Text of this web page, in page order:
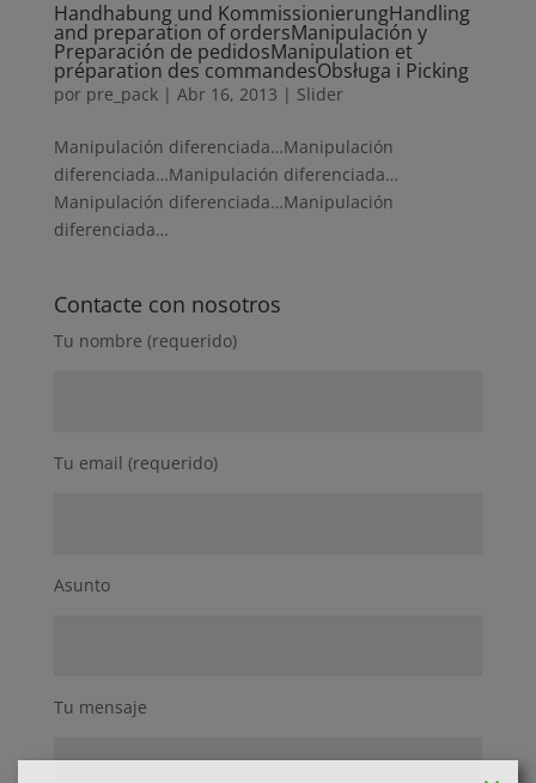
Handhabung und KommissionierungHandling
and preparation of ordersManipulación y
Preparación de pedidosManipulation et
préparation des commandesObsługa i Picking
por pre_pack| Abr 16, 2013 | Slider
Manipulación diferenciada…Manipulación
diferenciada…Manipulación diferenciada…
Manipulación diferenciada…Manipulación
diferenciada…
Contacte con nosotros
Tu nombre (requerido)
Tu email (requerido)
Asunto
Tu mensaje